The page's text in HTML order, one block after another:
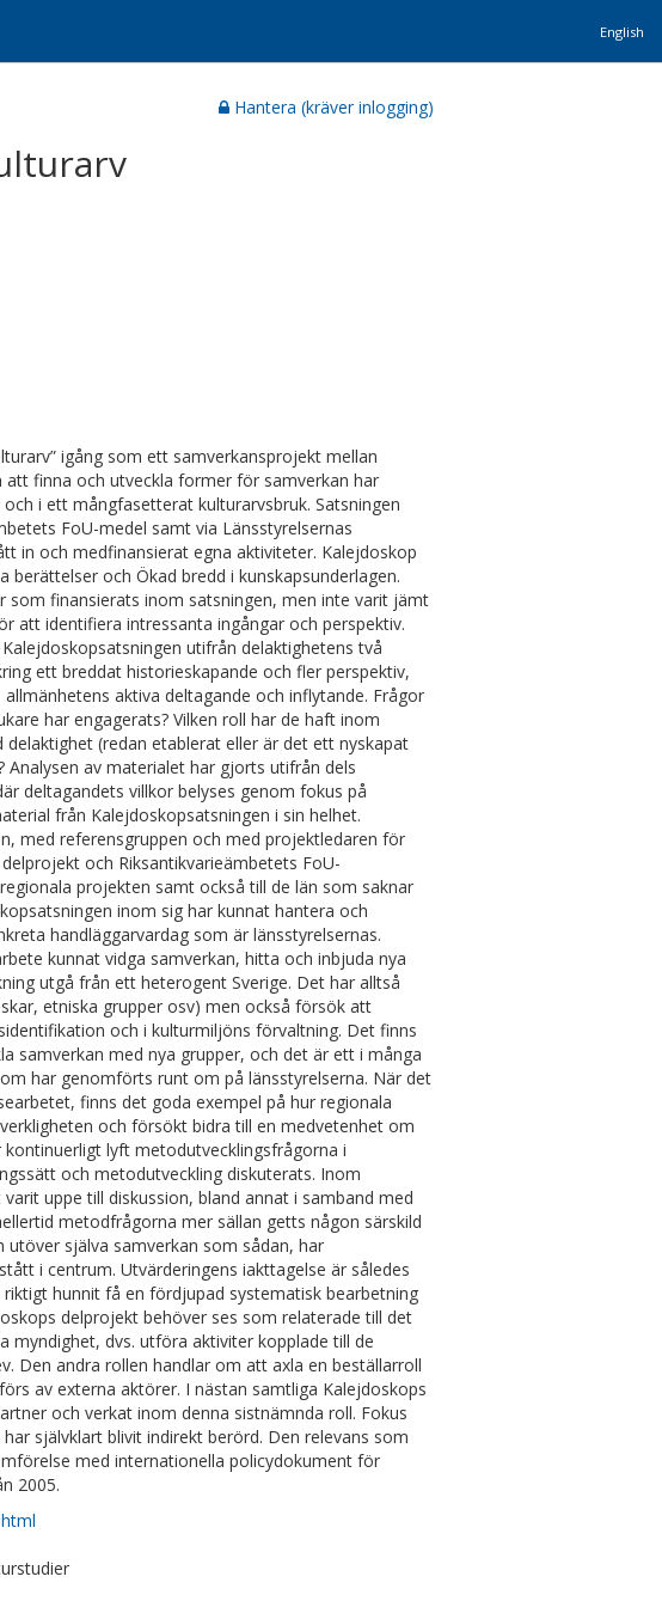
English
Hantera (kräver inlogging)
igång som ett samverkansprojekt mellan
finna och utveckla former för samverkan har
i ett mångfasetterat kulturarvsbruk. Satsningen
FoU-medel samt via Länsstyrelsernas
in och medfinansierat egna aktiviteter. Kalejdoskop
och Ökad bredd i kunskapsunderlagen.
finansierats inom satsningen, men inte varit jämt
att identifiera intressanta ingångar och perspektiv.
utifrån delaktighetens två
ett breddat historieskapande och fler perspektiv,
aktiva deltagande och inflytande. Frågor
har engagerats? Vilken roll har de haft inom
(redan etablerat eller är det ett nyskapat
av materialet har gjorts utifrån dels
deltagandets villkor belyses genom fokus på
från Kalejdoskopsatsningen i sin helhet.
med referensgruppen och med projektledaren för
och Riksantikvarieämbetets FoU-
projekten samt också till de län som saknar
inom sig har kunnat hantera och
handläggarvardag som är länsstyrelsernas.
kunnat vidga samverkan, hitta och inbjuda nya
utgå från ett heterogent Sverige. Det har alltså
etniska grupper osv) men också försök att
och i kulturmiljöns förvaltning. Det finns
samverkan med nya grupper, och det är ett i många
har genomförts runt om på länsstyrelserna. När det
finns det goda exempel på hur regionala
och försökt bidra till en medvetenhet om
lyft metodutvecklingsfrågorna i
och metodutveckling diskuterats. Inom
uppe till diskussion, bland annat i samband med
metodfrågorna mer sällan getts någon särskild
själva samverkan som sådan, har
i centrum. Utvärderingens iakttagelse är således
hunnit få en fördjupad systematisk bearbetning
delprojekt behöver ses som relaterade till det
dvs. utföra aktiviter kopplade till de
Den andra rollen handlar om att axla en beställarroll
av externa aktörer. I nästan samtliga Kalejdoskops
och verkat inom denna sistnämnda roll. Fokus
självklart blivit indirekt berörd. Den relevans som
med internationella policydokument för
2005.